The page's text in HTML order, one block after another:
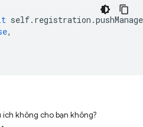
self. registration .
,
không cho bạn không?